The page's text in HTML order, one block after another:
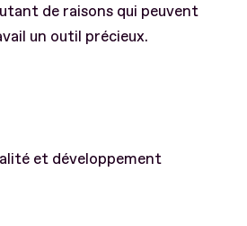
de raisons qui peuvent
un outil précieux.
et développement